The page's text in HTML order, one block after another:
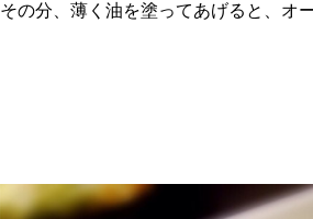
その分、薄く油を塗ってあげると、オ